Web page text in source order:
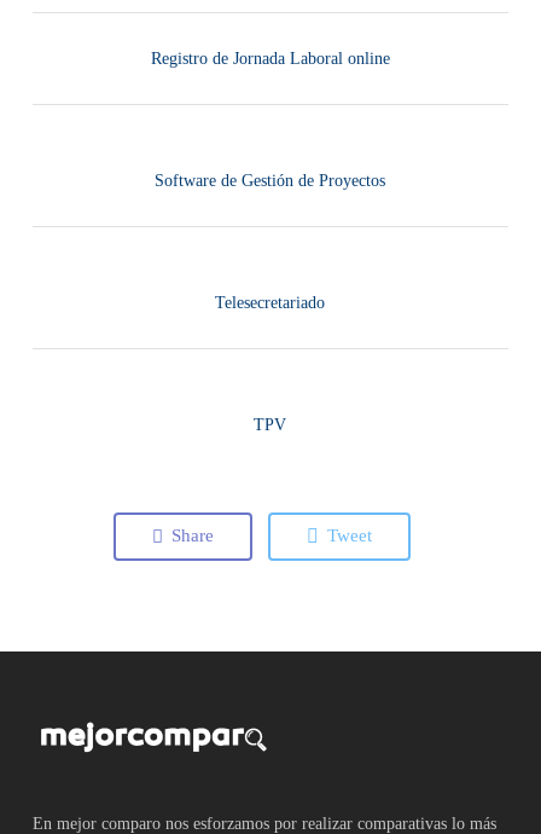
Registro de Jornada Laboral online
Software de Gestión de Proyectos
Telesecretariado
TPV
Share Tweet
En mejor comparo nos esforzamos por realizar comparativas lo más